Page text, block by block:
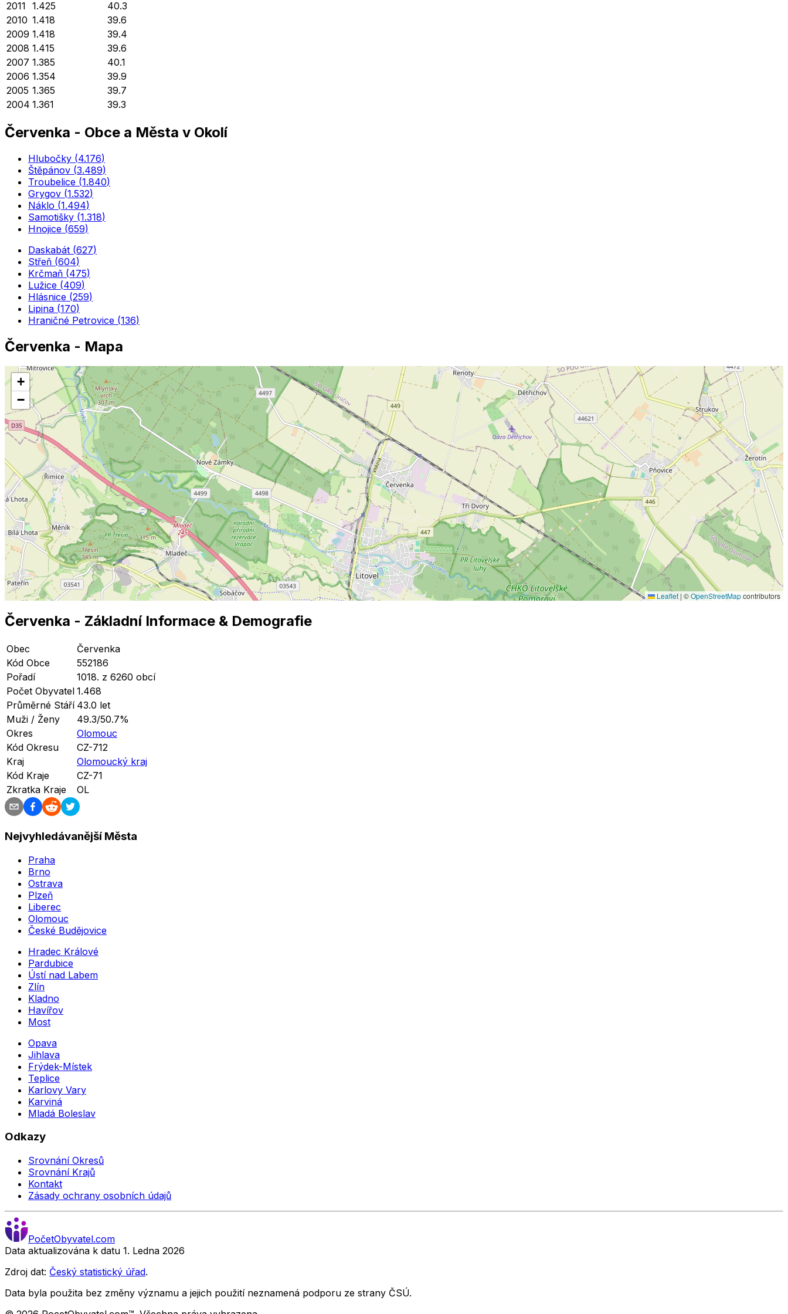
2011 1.425
40.3
2010 1.418
39.6
2009 1.418
39.4
2008 1.415
39.6
2007 1.385
40.1
2006 1.354
39.9
2005 1.365
39.7
2004 1.361 39.3
Červenka - Obce a Města v Okolí
Hlubočky (4.176)
Štěpánov (3.489)
Troubelice (1.840)
Grygov (1.532)
Náklo (1.494)
Samotišky (1.318)
Hnojice (659)
Daskabát (627)
Střeň (604)
Krčmaň (475)
Lužice (409)
Hlásnice (259)
Lipina (170)
Hraničné Petrovice (136)
Červenka - Mapa
+
−
Leaflet | ©OpenStreetMapcontributors
Červenka - Základní Informace & Demografie
Obec
Červenka
Kód Obce
552186
Pořadí
1018. z 6260 obcí
Počet Obyvatel 1.468
Průměrné Stáří 43.0 let
Muži / Ženy
49.3/50.7%
Okres
Olomouc
Kód Okresu
CZ-712
Kraj
Olomoucký kraj
Kód Kraje
CZ-71
Zkratka Kraje
OL
Nejvyhledávanější Města
Praha
Brno
Ostrava
Plzeň
Liberec
Olomouc
České Budějovice
Hradec Králové
Pardubice
Ústí nad Labem
Zlín
Kladno
Havířov
Most
Opava
Jihlava
Frýdek-Místek
Teplice
Karlovy Vary
Karviná
Mladá Boleslav
Odkazy
Srovnání Okresů
Srovnání Krajů
Kontakt
Zásady ochrany osobních údajů
PočetObyvatel.com
Data aktualizována k datu 1. Ledna 2026
Zdroj dat: Český statistický úřad.
Data byla použita bez změny významu a jejich použití neznamená podporu ze strany ČSÚ.